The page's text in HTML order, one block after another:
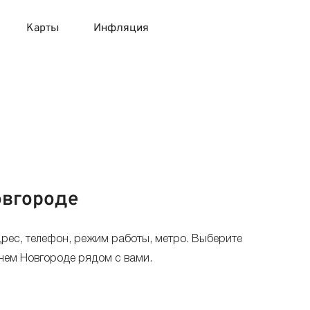
Карты
карты с моментальным решением
карты без посещения банка
Инфляция
телефон, режим работы, метро. Выберите
Новгороде рядом с вами.